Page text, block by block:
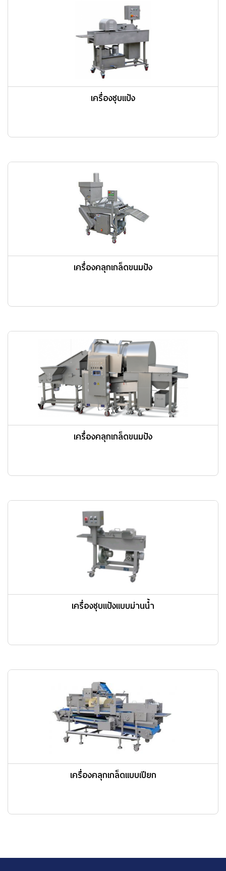
เครื่องชุบแป้ง
เครื่องคลุกเกล็ดขนมปัง
เครื่องคลุกเกล็ดขนมปัง
เครื่องชุบแป้งแบบม่านน้ำ
เครื่องคลุกเกล็ดแบบเปียก